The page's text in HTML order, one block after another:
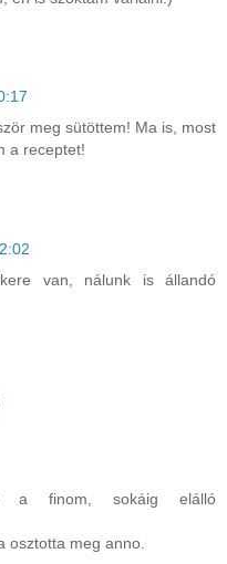
meg sütöttem! Ma is, most
a receptet!
van, nálunk is állandó
a finom, sokáig elálló
osztotta meg anno.